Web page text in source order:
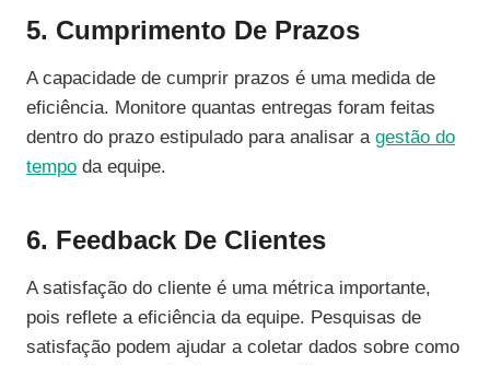
5. Cumprimento De Prazos
A capacidade de cumprir prazos é uma medida de
eficiência. Monitore quantas entregas foram feitas
dentro do prazo estipulado para analisar a gestão do
tempo da equipe.
6. Feedback De Clientes
A satisfação do cliente é uma métrica importante,
pois reflete a eficiência da equipe. Pesquisas de
satisfação podem ajudar a coletar dados sobre como